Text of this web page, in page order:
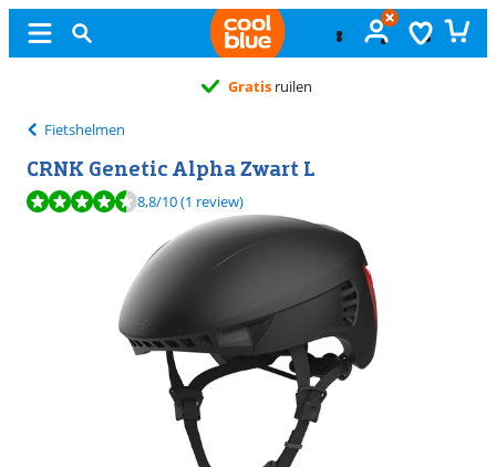
Gratis ruilen
Fietshelmen
CRNK Genetic Alpha Zwart L
Beoordeling is 8,8 van de 10, gebaseerd op 1 review.
8,8/10(1 review)